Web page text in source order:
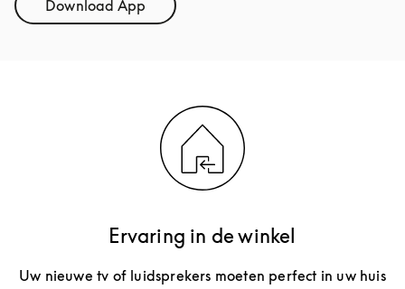
Download AppLink Opens in New Tab
Ervaring in de winkel
Uw nieuwe tv of luidsprekers moeten perfect in uw huis